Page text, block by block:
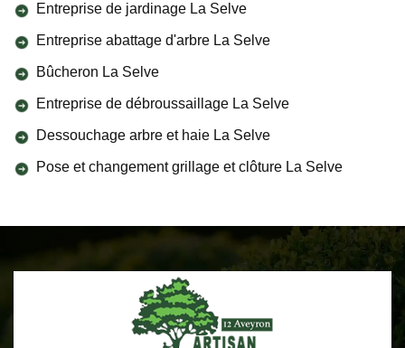
Entreprise de jardinage La Selve
Entreprise abattage d'arbre La Selve
Bûcheron La Selve
Entreprise de débroussaillage La Selve
Dessouchage arbre et haie La Selve
Pose et changement grillage et clôture La Selve